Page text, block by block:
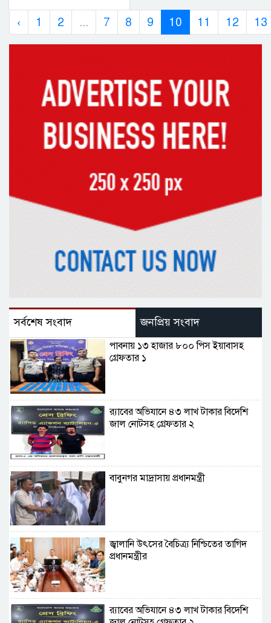
‹ 1 2 ... 7 8 9 10 11 12 13
সর্বশেষ সংবাদ জনপ্রিয় সংবাদ
পাবনায় ১৩ হাজার ৮০০ পিস ইয়াবাসহ
গ্রেফতার ১
র‌্যাবের অভিযানে ৪৩ লাখ টাকার বিদেশি
জাল নোটসহ গ্রেফতার ২
বাবুনগর মাদ্রাসায় প্রধানমন্ত্রী
জ্বালানি উৎসের বৈচিত্র্য নিশ্চিতের তাগিদ
প্রধানমন্ত্রীর
র‌্যাবের অভিযানে ৪৩ লাখ টাকার বিদেশি